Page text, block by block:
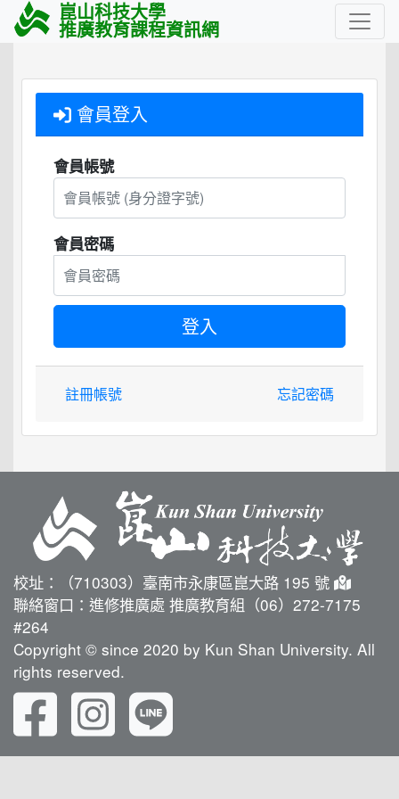
崑山科技大學
推廣教育課程資訊網
會員登入
會員帳號
會員密碼
註冊帳號 忘記密碼
校址：（710303）臺南市永康區崑大路 195 號
聯絡窗口：進修推廣處 推廣教育組（06）272-7175
#264
Copyright © since 2020 by Kun Shan University. All
rights reserved.